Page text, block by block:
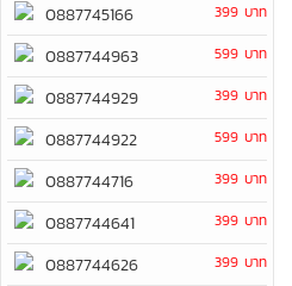
0887745166 399 บาท
0887744963 599 บาท
0887744929 399 บาท
0887744922 599 บาท
0887744716 399 บาท
0887744641 399 บาท
0887744626 399 บาท